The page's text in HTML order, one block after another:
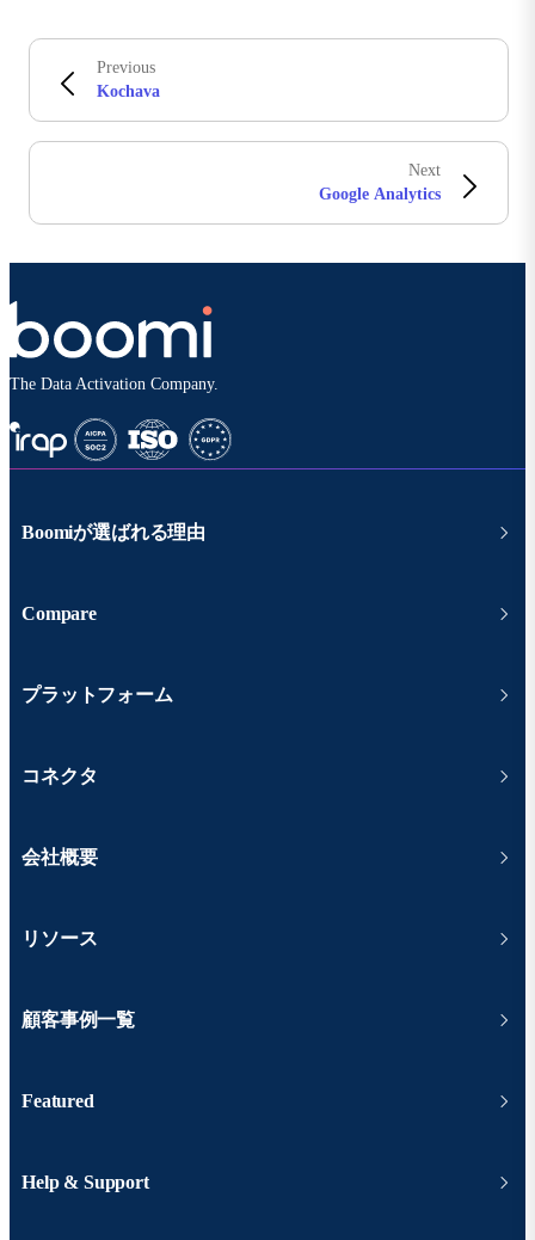
Previous
Kochava
Next
Google Analytics
The Data Activation Company.
Boomiが選ばれる理由
Compare
プラットフォーム
コネクタ
会社概要
リソース
顧客事例一覧
Featured
Help & Support